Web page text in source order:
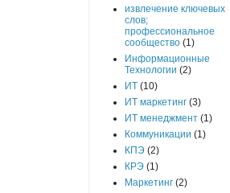
извлечение ключевых
слов;
профессиональное
сообщество (1)
Информационные
Технологии (2)
ИТ (10)
ИТ маркетинг (3)
ИТ менеджмент (1)
Коммуникации (1)
КПЭ (2)
КРЭ (1)
Маркетинг (2)